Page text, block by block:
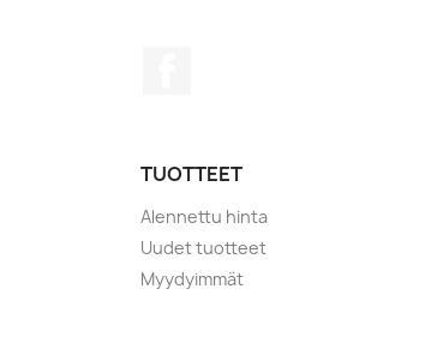
TUOTTEET
Alennettu hinta
Uudet tuotteet
Myydyimmät